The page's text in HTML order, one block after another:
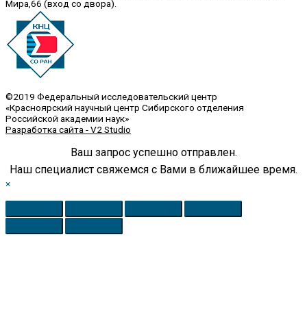
Мира,66 (вход со двора).
©2019 Федеральный исследовательский центр
«Красноярский научный центр Сибирского отделения
Российской академии наук»
Разработка сайта - V2 Studio
Ваш запрос успешно отправлен.
Наш специалист свяжемся с Вами в ближайшее время.
×